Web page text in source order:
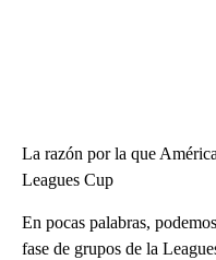
La razón por la que
Leagues Cup
En pocas palabras,
fase de grupos de la